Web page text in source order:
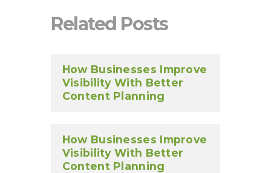
Related Posts
How Businesses Improve
Visibility With Better
Content Planning
How Businesses Improve
Visibility With Better
Content Planning